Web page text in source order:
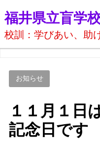
福井県立盲学
校訓：学びあい、助
お知らせ
１１月１日
記念日です